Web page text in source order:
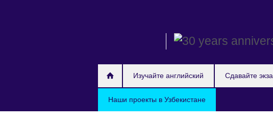
Изучайте английский Сдавайте
Наши проекты в Узбекистане